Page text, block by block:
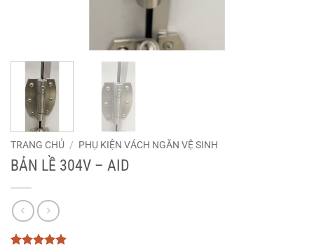
TRANG CHỦ / PHỤ KIỆN VÁCH NGĂN VỆ SINH
BẢN LỀ 304V – AID